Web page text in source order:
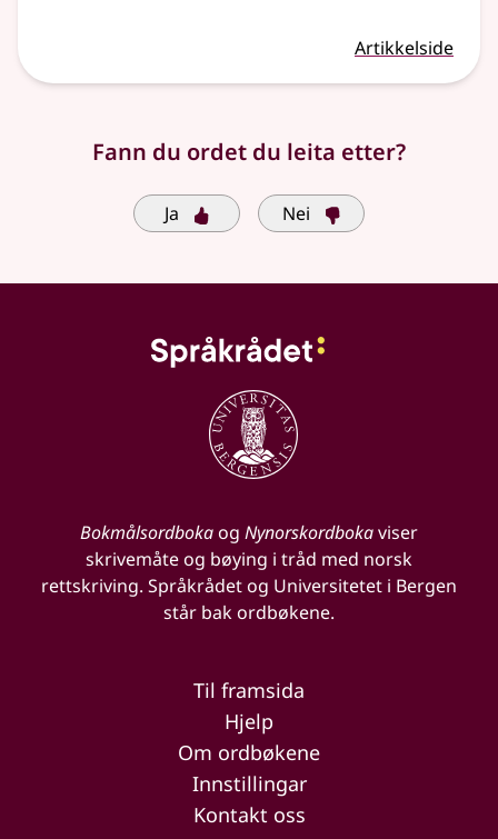
Artikkelside
Fann du ordet du leita etter?
Ja Nei
Bokmålsordbokaog Nynorskordbokaviser
skrivemåte og bøying i tråd med norsk
rettskriving. Språkrådet og Universitetet i Bergen
står bak ordbøkene.
Til framsida
Hjelp
Om ordbøkene
Innstillingar
Kontakt oss